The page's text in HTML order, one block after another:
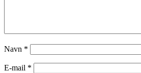
Navn *
E-mail *